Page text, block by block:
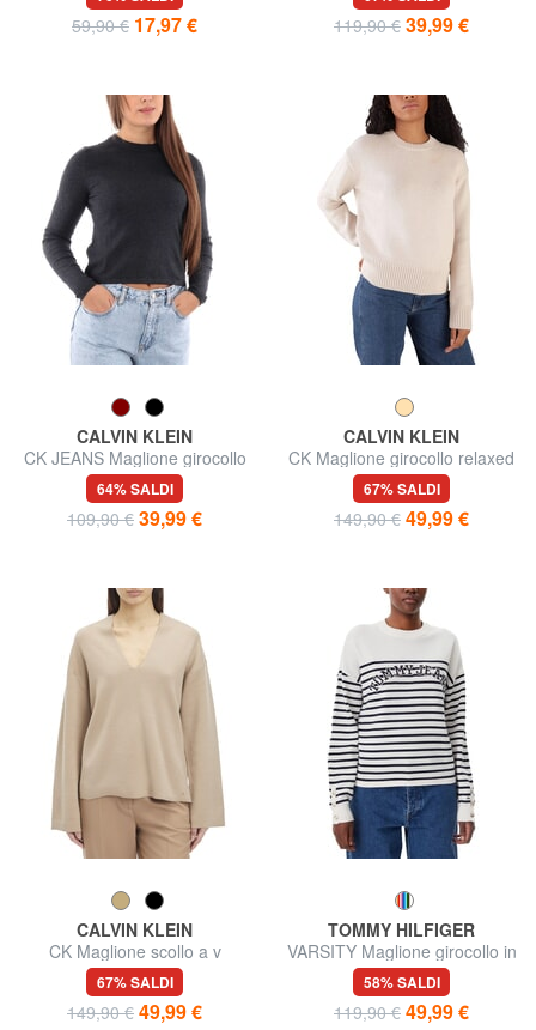
59,90 € 17,97 € 119,90 € 39,99 €
CALVIN KLEIN
CK JEANS Maglione girocollo
corto
64% SALDI
109,90 € 39,99 €
CALVIN KLEIN
CK Maglione girocollo relaxed
fit
67% SALDI
149,90 € 49,99 €
CALVIN KLEIN
CK Maglione scollo a v
maniche ampie
67% SALDI
149,90 € 49,99 €
TOMMY HILFIGER
VARSITY Maglione girocollo in
cotone con logo
58% SALDI
119,90 € 49,99 €